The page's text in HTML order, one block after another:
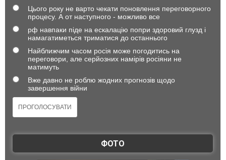
Цього року не варто чекати поновлення переговорного
процесу. А от наступного - можливо все
рф навпаки піде на ескалацію попри здоровий глузд і
намагатиметься триматися до останнього
Найближчим часом росія може погодитись на
переговори, але серйозних намірів росіяни не
матимуть
Вже давно не роблю жодних прогнозів щодо
завершення війни
ФОТО